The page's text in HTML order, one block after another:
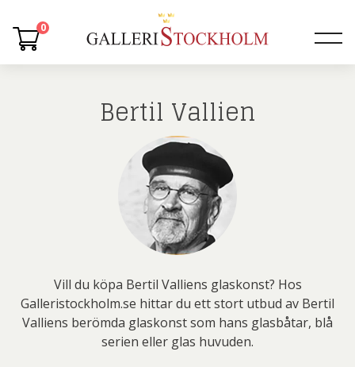
0
Bertil Vallien
Vill du köpa Bertil Valliens glaskonst? Hos
Galleristockholm.se hittar du ett stort utbud av Bertil
Valliens berömda glaskonst som hans glasbåtar, blå
serien eller glas huvuden.